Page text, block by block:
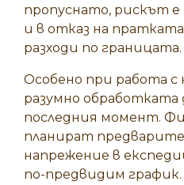
пропуснато, рискът е
и в отказ на
разходи по границата.
Особено при работа с
разумно обработката
последния момент.
планират
напрежение в
по-предвидим график.